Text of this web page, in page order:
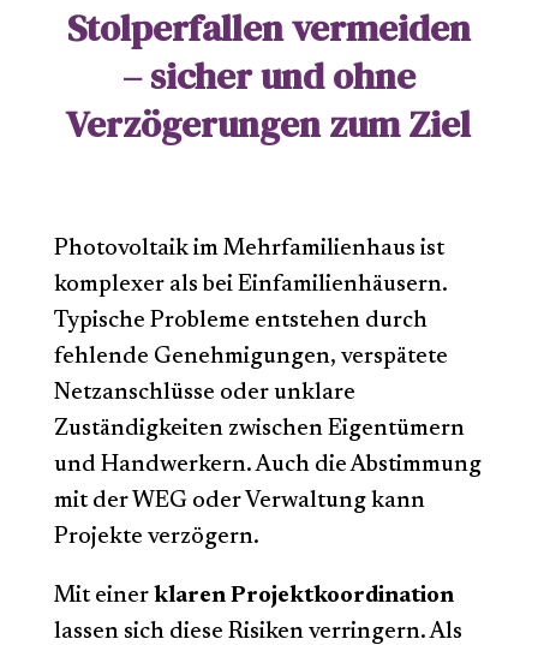
Stolperfallen vermeiden
– sicher und ohne
Verzögerungen zum Ziel
Photovoltaik im Mehrfamilienhaus ist
komplexer als bei Einfamilienhäusern.
Typische Probleme entstehen durch
fehlende Genehmigungen, verspätete
Netzanschlüsse oder unklare
Zuständigkeiten zwischen Eigentümern
und Handwerkern. Auch die Abstimmung
mit der WEG oder Verwaltung kann
Projekte verzögern.
Mit einer klaren Projektkoordination
lassen sich diese Risiken verringern. Als